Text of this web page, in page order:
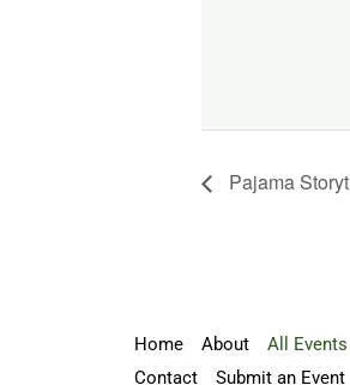
Pajama
Home About All Events
Contact
Submit an Event